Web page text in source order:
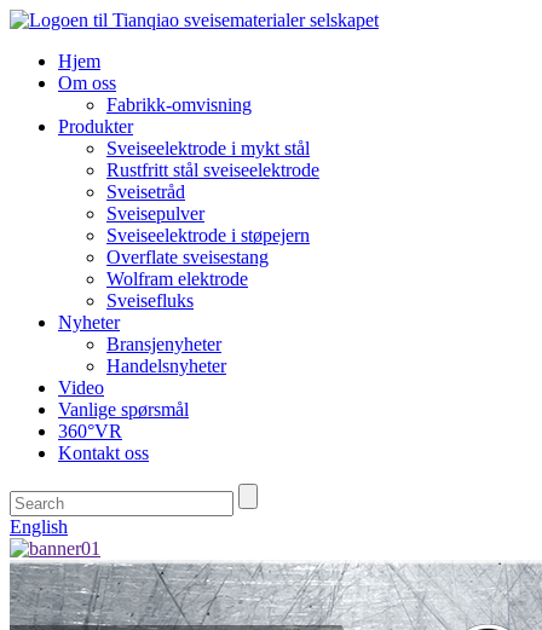
Hjem
Om oss
Fabrikk-omvisning
Produkter
Sveiseelektrode i mykt stål
Rustfritt stål sveiseelektrode
Sveisetråd
Sveisepulver
Sveiseelektrode i støpejern
Overflate sveisestang
Wolfram elektrode
Sveisefluks
Nyheter
Bransjenyheter
Handelsnyheter
Video
Vanlige spørsmål
360°VR
Kontakt oss
English